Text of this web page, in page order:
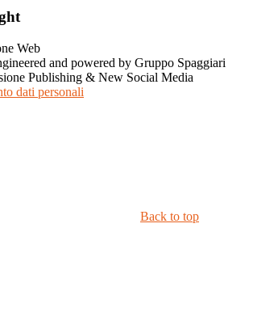
and powered by Gruppo Spaggiari
Publishing & New Social Media
dati personali
Back to top